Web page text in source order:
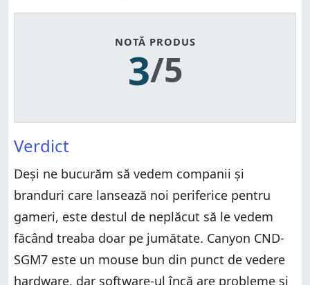
NOTĂ PRODUS
3/5
Verdict
Deși ne bucurăm să vedem companii și
branduri care lansează noi periferice pentru
gameri, este destul de neplăcut să le vedem
făcând treaba doar pe jumătate. Canyon CND-
SGM7 este un mouse bun din punct de vedere
hardware, dar software-ul încă are probleme și